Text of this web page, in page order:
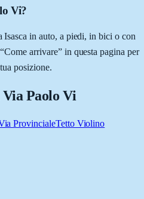
Vi?
in auto, a piedi, in bici o con
arrivare” in questa pagina per
posizione.
Via Paolo Vi
ProvincialeTetto Violino